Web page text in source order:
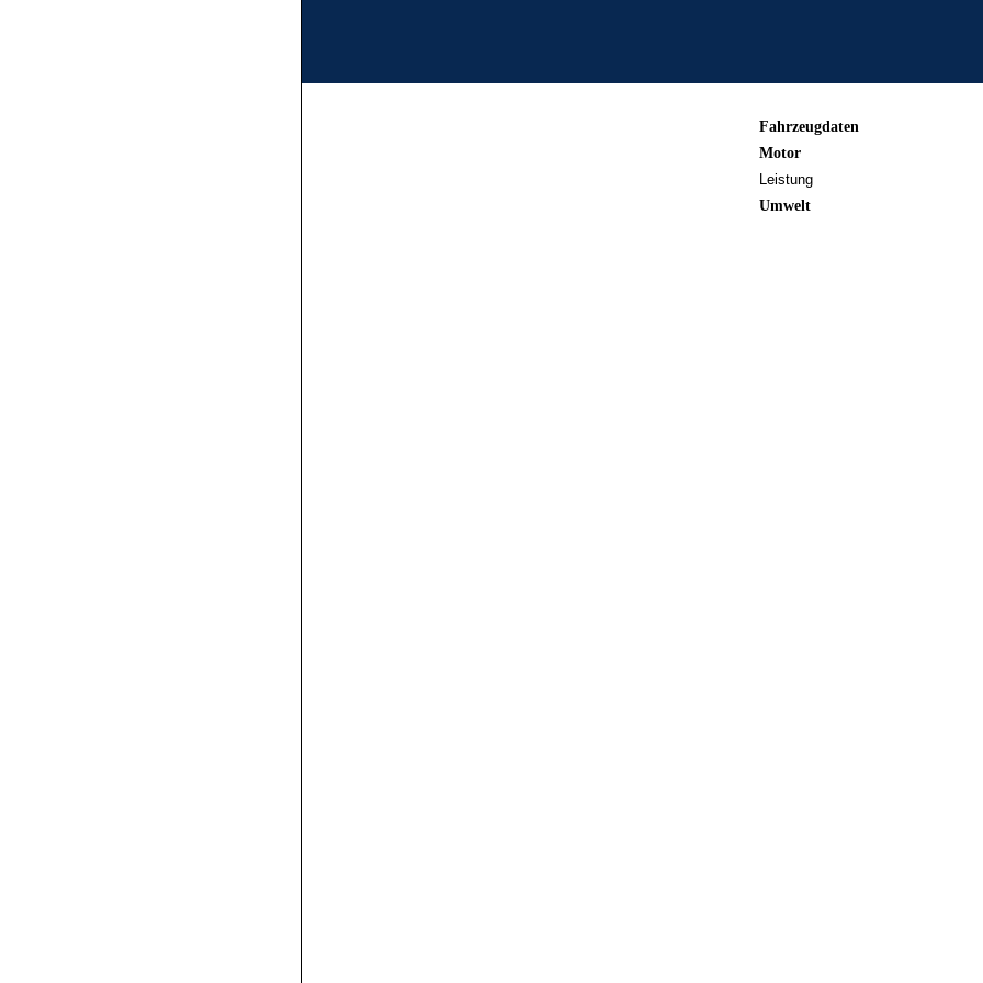
Fahrzeugdaten
Motor
Leistung
Umwelt